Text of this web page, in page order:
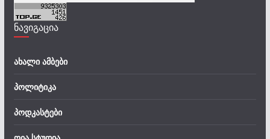
ნავიგაცია
ახალი ამბები
პოლიტიკა
პოდკასტები